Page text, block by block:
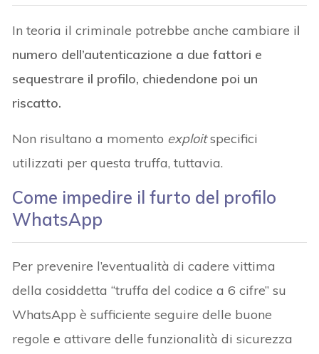
In teoria il criminale potrebbe anche cambiare il
numero dell’autenticazione a due fattori e
sequestrare il profilo, chiedendone poi un
riscatto.
Non risultano a momento exploitspecifici
utilizzati per questa truffa, tuttavia.
Come impedire il furto del profilo
WhatsApp
Per prevenire l’eventualità di cadere vittima
della cosiddetta “truffa del codice a 6 cifre” su
WhatsApp è sufficiente seguire delle buone
regole e attivare delle funzionalità di sicurezza